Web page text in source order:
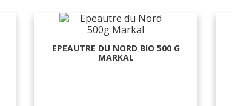
EPEAUTRE DU NORD BIO 500 G
MARKAL